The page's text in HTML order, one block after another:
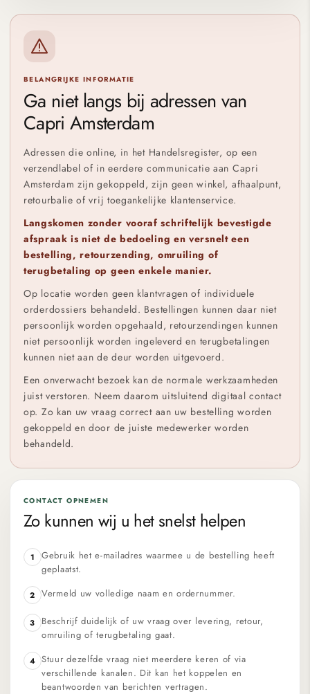
BELANGRIJKE INFORMATIE
Ga niet langs bij adressen van
Capri Amsterdam
Adressen die online, in het Handelsregister, op een
verzendlabel of in eerdere communicatie aan Capri
Amsterdam zijn gekoppeld, zijn geen winkel, afhaalpunt,
retourbalie of vrij toegankelijke klantenservice.
Langskomen zonder vooraf schriftelijk bevestigde
afspraak is niet de bedoeling en versnelt een
bestelling, retourzending, omruiling of
terugbetaling op geen enkele manier.
Op locatie worden geen klantvragen of individuele
orderdossiers behandeld. Bestellingen kunnen daar niet
persoonlijk worden opgehaald, retourzendingen kunnen
niet persoonlijk worden ingeleverd en terugbetalingen
kunnen niet aan de deur worden uitgevoerd.
Een onverwacht bezoek kan de normale werkzaamheden
juist verstoren. Neem daarom uitsluitend digitaal contact
op. Zo kan uw vraag correct aan uw bestelling worden
gekoppeld en door de juiste medewerker worden
behandeld.
CONTACT OPNEMEN
Zo kunnen wij u het snelst helpen
1
Gebruik het e-mailadres waarmee u de bestelling heeft
geplaatst.
2 Vermeld uw volledige naam en ordernummer.
3
Beschrijf duidelijk of uw vraag over levering, retour,
omruiling of terugbetaling gaat.
4 Stuur dezelfde vraag niet meerdere keren of via
verschillende kanalen. Dit kan het koppelen en
beantwoorden van berichten vertragen.